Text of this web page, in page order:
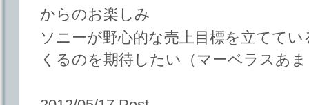
からのお楽しみ
ソニーが野心的な売上目標を立てて
くるのを期待したい（マーベラスあ